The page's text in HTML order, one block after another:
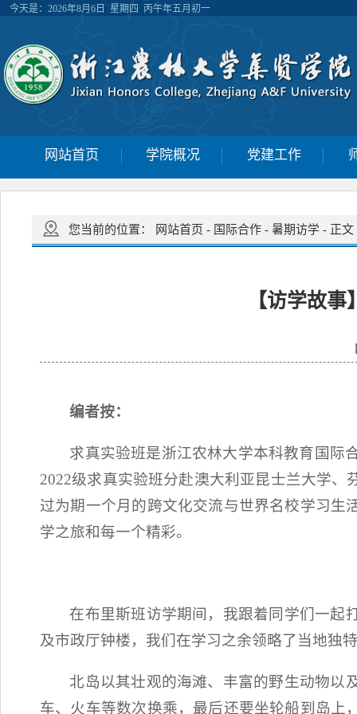
今天是： 2026年8月6日 星期四 丙午年五月初一
网站首页 学院概况 党建工作
您当前的位置： 网站首页 - 国际合作 - 暑期访学 - 正文
【访学故
编者按：
求真实验班是浙江农林大学本科教育国际
2022级求真实验班分赴澳大利亚昆士兰大学
过为期一个月的跨文化交流与世界名校学习生
学之旅和每一个精彩。
在布里斯班访学期间，我跟着同学们一
及市政厅钟楼，我们在学习之余领略了当地独
北岛以其壮观的海滩、丰富的野生动物以
车、火车等数次换乘，最后还要坐轮船到岛上